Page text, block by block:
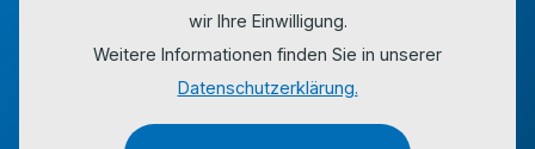
wir Ihre Einwilligung.
Weitere Informationen finden Sie in unserer
Datenschutzerklärung.